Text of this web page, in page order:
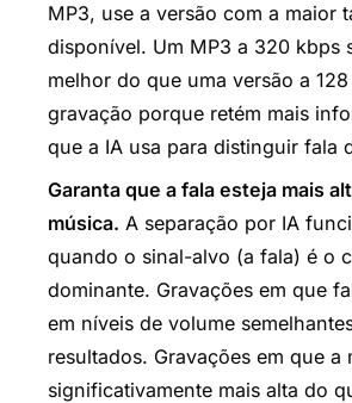
MP3, use a versão com a maior
disponível. Um MP3 a 320 kbps
melhor do que uma versão a
gravação porque retém mais
que a IA usa para distinguir fala
Garanta que a fala esteja mais
música. A separação por IA
quando o sinal-alvo (a fala) é o
dominante. Gravações em que
em níveis de volume
resultados. Gravações em que a
significativamente mais alta do